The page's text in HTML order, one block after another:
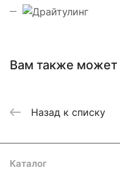
Вам также может
Назад к списку
Каталог